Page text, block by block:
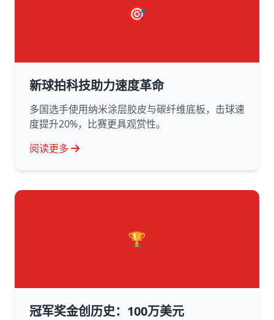
🎯
新球拍科技助力速度革命
多国选手使用纳米涂层胶皮与碳纤维底板，击球速
度提升20%，比赛更具观赏性。
阅读更多
🏆
冠军奖金创历史：100万美元